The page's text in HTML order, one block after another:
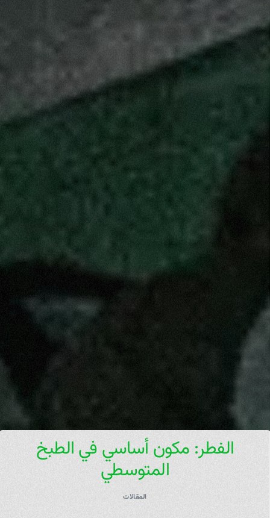
الفطر: مكون أساسي في الطبخ
المتوسطي
المقالات